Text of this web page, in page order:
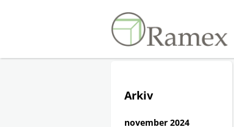
Arkiv
november 2024